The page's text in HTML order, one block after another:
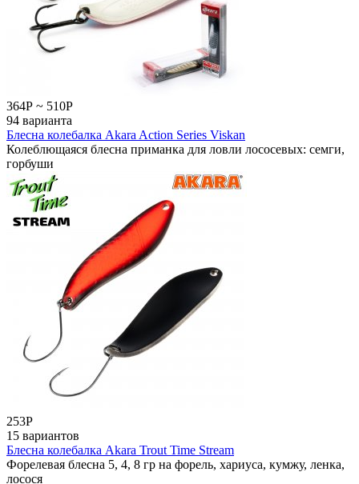
364Р ~ 510Р
94 варианта
Блесна колебалка Akara Action Series Viskan
Колеблющаяся блесна приманка для ловли лососевых: семги,
горбуши
253Р
15 вариантов
Блесна колебалка Akara Trout Time Stream
Форелевая блесна 5, 4, 8 гр на форель, хариуса, кумжу, ленка,
лосося